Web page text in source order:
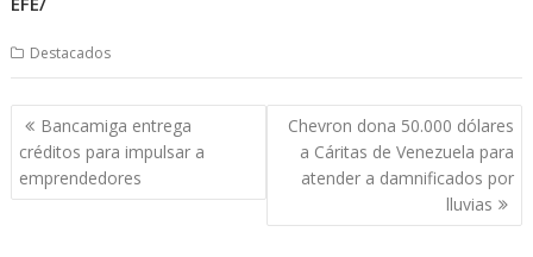
Destacados
Navegación
de
entradas
Bancamiga entrega
créditos para impulsar a
emprendedores
Chevron dona 50.000 dólares
a Cáritas de Venezuela para
atender a damnificados por
lluvias